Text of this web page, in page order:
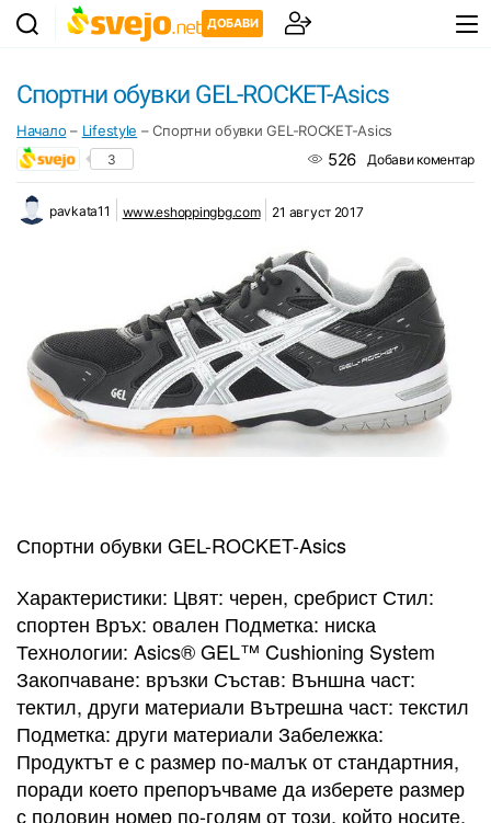
ДОБАВИ
Спортни обувки GEL-ROCKET-Asics
Начало – Lifestyle –Спортни обувки GEL-ROCKET-Asics
3 526 Добави коментар
pavkata11 www.eshoppingbg.com 21 август 2017
Спортни обувки GEL-ROCKET-Asics
Характеристики: Цвят: черен, сребрист Стил:
спортен Връх: овален Подметка: ниска
Технологии: Asics® GEL™ Cushioning System
Закопчаване: връзки Състав: Външна част:
тектил, други материали Вътрешна част: текстил
Подметка: други материали Забележка:
Продуктът е с размер по-малък от стандартния,
поради което препоръчваме да изберете размер
с половин номер по-голям от този, който носите.